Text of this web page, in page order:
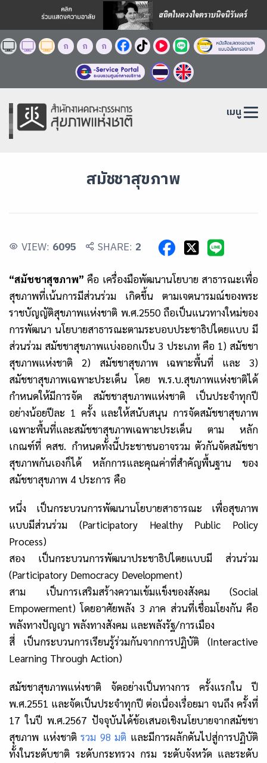
ก ก ก
เมนู
สมัชชาสุขภาพ
VIEW: 6095 SHARE: 2
“สมัชชาสุขภาพ”คือ เครื่องมือพัฒนานโยบาย สาธารณะเพื่อ
สุขภาพที่เน้นการมีส่วนร่วม เกิดขึ้น ตามเจตนารมณ์ของพระ
ราชบัญญัติสุขภาพแห่งชาติ พ.ศ.2550 ถือเป็นแนวทางใหม่ของ
การพัฒนา นโยบายสาธารณะตามระบอบประชาธิปไตยแบบ มี
ส่วนร่วม สมัชชาสุขภาพแบ่งออกเป็น 3 ประเภท คือ 1) สมัชชา
สุขภาพแห่งชาติ 2) สมัชชาสุขภาพ เฉพาะพื้นที่ และ 3)
สมัชชาสุขภาพเฉพาะประเด็น โดย พ.ร.บ.สุขภาพแห่งชาติได้
กำหนดให้มีการจัด สมัชชาสุขภาพแห่งชาติ เป็นประจำทุกปี
อย่างน้อยปีละ 1 ครั้ง และให้สนับสนุน การจัดสมัชชาสุขภาพ
เฉพาะพื้นที่และสมัชชาสุขภาพเฉพาะประเด็น ตาม หลัก
เกณฑ์ที่ คสช. กำหนดทั้งนี้ประชาชนอาจรวม ตัวกันจัดสมัชชา
สุขภาพกันเองก็ได้ หลักการและคุณค่าที่สำคัญพื้นฐาน ของ
สมัชชาสุขภาพ 4 ประการ คือ
หนึ่ง เป็นกระบวนการพัฒนานโยบายสาธารณะ เพื่อสุขภาพ
แบบมีส่วนร่วม (Participatory Healthy Public Policy
Process)
สอง เป็นกระบวนการพัฒนาประชาธิปไตยแบบมี ส่วนร่วม
(Participatory Democracy Development)
สาม เป็นการเสริมสร้างความเข้มแข็งของสังคม (Social
Empowerment) โดยอาศัยพลัง 3 ภาค ส่วนที่เชื่อมโยงกัน คือ
พลังทางปัญญา พลังทางสังคม และพลังรัฐ/การเมือง
สี่ เป็นกระบวนการเรียนรู้ร่วมกันจากการปฏิบัติ (Interactive
Learning Through Action)
สมัชชาสุขภาพแห่งชาติ จัดอย่างเป็นทางการ ครั้งแรกใน ปี
พ.ศ.2551 และจัดเป็นประจำทุกปี ต่อเนื่องเรื่อยมา จนถึง ครั้งที่
17 ในปี พ.ศ.2567 ปัจจุบันได้ข้อเสนอเชิงนโยบายจากสมัชชา
สุขภาพ แห่งชาติรวม 98 มติ และมีการผลักดันไปสู่การปฏิบัติ
ทั้งในระดับชาติ ระดับกระทรวง กรม ระดับจังหวัด และระดับ